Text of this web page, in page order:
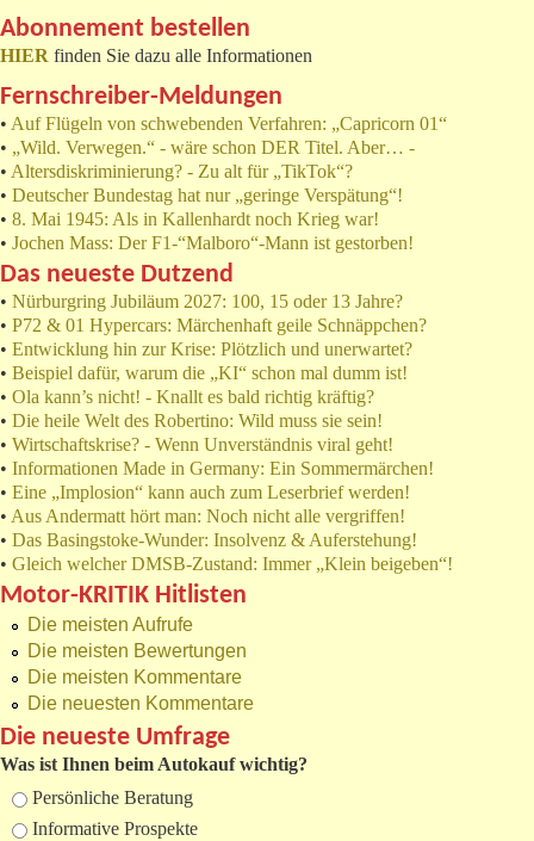
Abonnement bestellen
HIER finden Sie dazu alle Informationen
Fernschreiber-Meldungen
• Auf Flügeln von schwebenden Verfahren: „Capricorn 01“
• „Wild. Verwegen.“ - wäre schon DER Titel. Aber… -
• Altersdiskriminierung? - Zu alt für „TikTok“?
• Deutscher Bundestag hat nur „geringe Verspätung“!
• 8. Mai 1945: Als in Kallenhardt noch Krieg war!
• Jochen Mass: Der F1-“Malboro“-Mann ist gestorben!
Das neueste Dutzend
• Nürburgring Jubiläum 2027: 100, 15 oder 13 Jahre?
• P72 & 01 Hypercars: Märchenhaft geile Schnäppchen?
• Entwicklung hin zur Krise: Plötzlich und unerwartet?
• Beispiel dafür, warum die „KI“ schon mal dumm ist!
• Ola kann’s nicht! - Knallt es bald richtig kräftig?
• Die heile Welt des Robertino: Wild muss sie sein!
• Wirtschaftskrise? - Wenn Unverständnis viral geht!
• Informationen Made in Germany: Ein Sommermärchen!
• Eine „Implosion“ kann auch zum Leserbrief werden!
• Aus Andermatt hört man: Noch nicht alle vergriffen!
• Das Basingstoke-Wunder: Insolvenz & Auferstehung!
• Gleich welcher DMSB-Zustand: Immer „Klein beigeben“!
Motor-KRITIK Hitlisten
Die meisten Aufrufe
Die meisten Bewertungen
Die meisten Kommentare
Die neuesten Kommentare
Die neueste Umfrage
Was ist Ihnen beim Autokauf wichtig?
Auswahlmöglichkeiten
Persönliche Beratung
Informative Prospekte